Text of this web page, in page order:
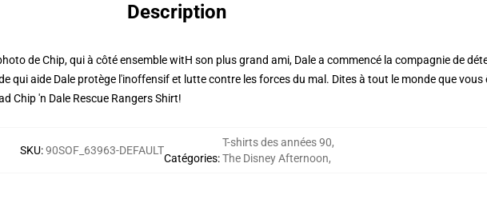
Description
de Chip, qui à côté ensemble witH son plus grand ami, Dale a commencé la compagnie de
qui aide Dale protège l'inoffensif et lutte contre les forces du mal. Dites à tout le monde que vous
Chip 'n Dale Rescue Rangers Shirt!
SKU:90SOF_63963-DEFAULT
Catégories:
T-shirts des années 90,
The Disney Afternoon,